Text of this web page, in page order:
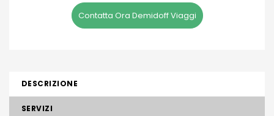
Contatta Ora Demidoff Viaggi
DESCRIZIONE
SERVIZI